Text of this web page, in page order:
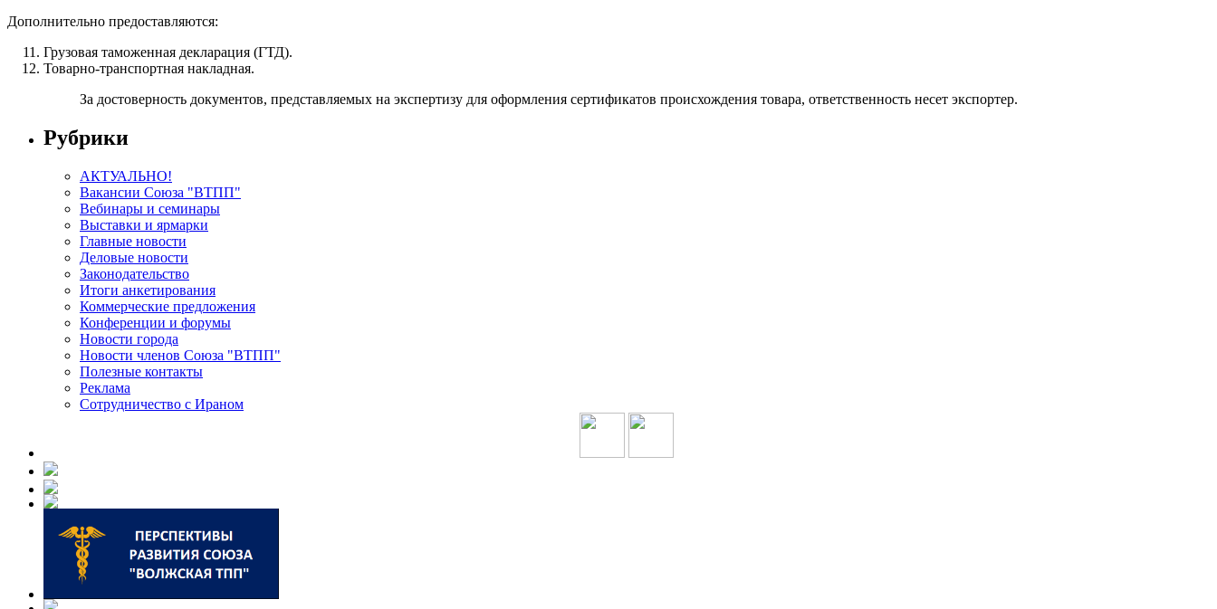
Дополнительно предоставляются:
Грузовая таможенная декларация (ГТД).
Товарно-транспортная накладная.
За достоверность документов, представляемых на экспертизу для оформления сертификатов происхождения товара, ответственность несет экспортер.
Рубрики
АКТУАЛЬНО!
Вакансии Союза "ВТПП"
Вебинары и семинары
Выставки и ярмарки
Главные новости
Деловые новости
Законодательство
Итоги анкетирования
Коммерческие предложения
Конференции и форумы
Новости города
Новости членов Союза "ВТПП"
Полезные контакты
Реклама
Сотрудничество с Ираном